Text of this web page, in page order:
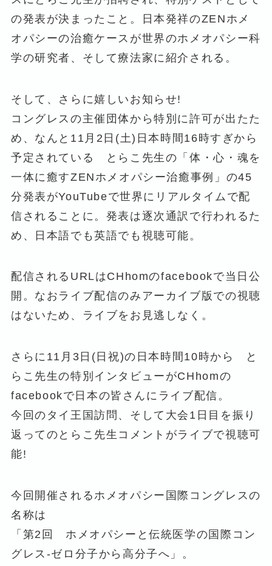
の発表が決まったこと。日本発祥のZENホメ
オパシーの治癒ケースが世界のホメオパシー科
学の研究者、そして療法家に紹介される。
そして、さらに嬉しいお知らせ!
コングレスの主催団体から特別に許可が出たた
め、なんと11月2日(土)日本時間16時すぎから
予定されている とらこ先生の「体・心・魂を
一体に癒すZENホメオパシー治癒事例」の45
分発表がYouTubeで世界にリアルタイムで配
信されることに。発表は逐次通訳で行われるた
め、日本語でも英語でも視聴可能。
配信されるURLはCHhomのfacebookで当日公
開。なおライブ配信のみアーカイブ版での視聴
はないため、ライブをお見逃しなく。
さらに11月3日(日祝)の日本時間10時から と
らこ先生の特別インタビューがCHhomの
facebookで日本の皆さんにライブ配信。
今回のタイ王国訪問、そして大会1日目を振り
返ってのとらこ先生コメントがライブで視聴可
能!
今回開催されるホメオパシー国際コングレスの
名称は
「第2回 ホメオパシーと伝統医学の国際コン
グレス-ゼロ分子から高分子へ」。